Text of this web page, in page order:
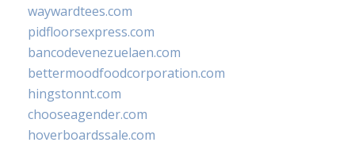
waywardtees.com
pidfloorsexpress.com
bancodevenezuelaen.com
bettermoodfoodcorporation.com
hingstonnt.com
chooseagender.com
hoverboardssale.com